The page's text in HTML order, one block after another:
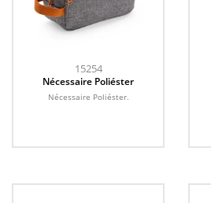
15254
Nécessaire Poliéster
Nécessaire Poliéster.